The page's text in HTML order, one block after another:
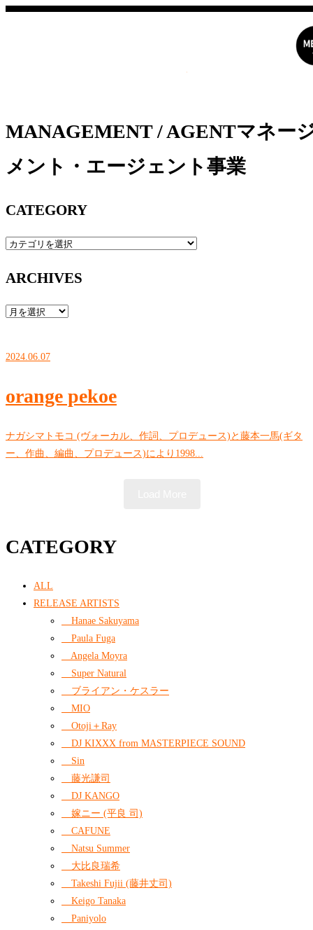
インセンス
MANAGEMENT / AGENTマネー
メント・エージェント事業
CATEGORY
ARCHIVES
2024.06.07
orange pekoe
ナガシマトモコ (ヴォーカル、作詞、プロデュース)と藤本一馬(ギタ
ー、作曲、編曲、プロデュース)により1998...
CATEGORY
ALL
RELEASE ARTISTS
Hanae Sakuyama
Paula Fuga
Angela Moyra
Super Natural
ブライアン・ケスラー
MIO
Otoji＋Ray
DJ KIXXX from MASTERPIECE SOUND
Sin
藤光謙司
DJ KANGO
嫁ニー (平良 司)
CAFUNE
Natsu Summer
大比良瑞希
Takeshi Fujii (藤井丈司)
Keigo Tanaka
Paniyolo